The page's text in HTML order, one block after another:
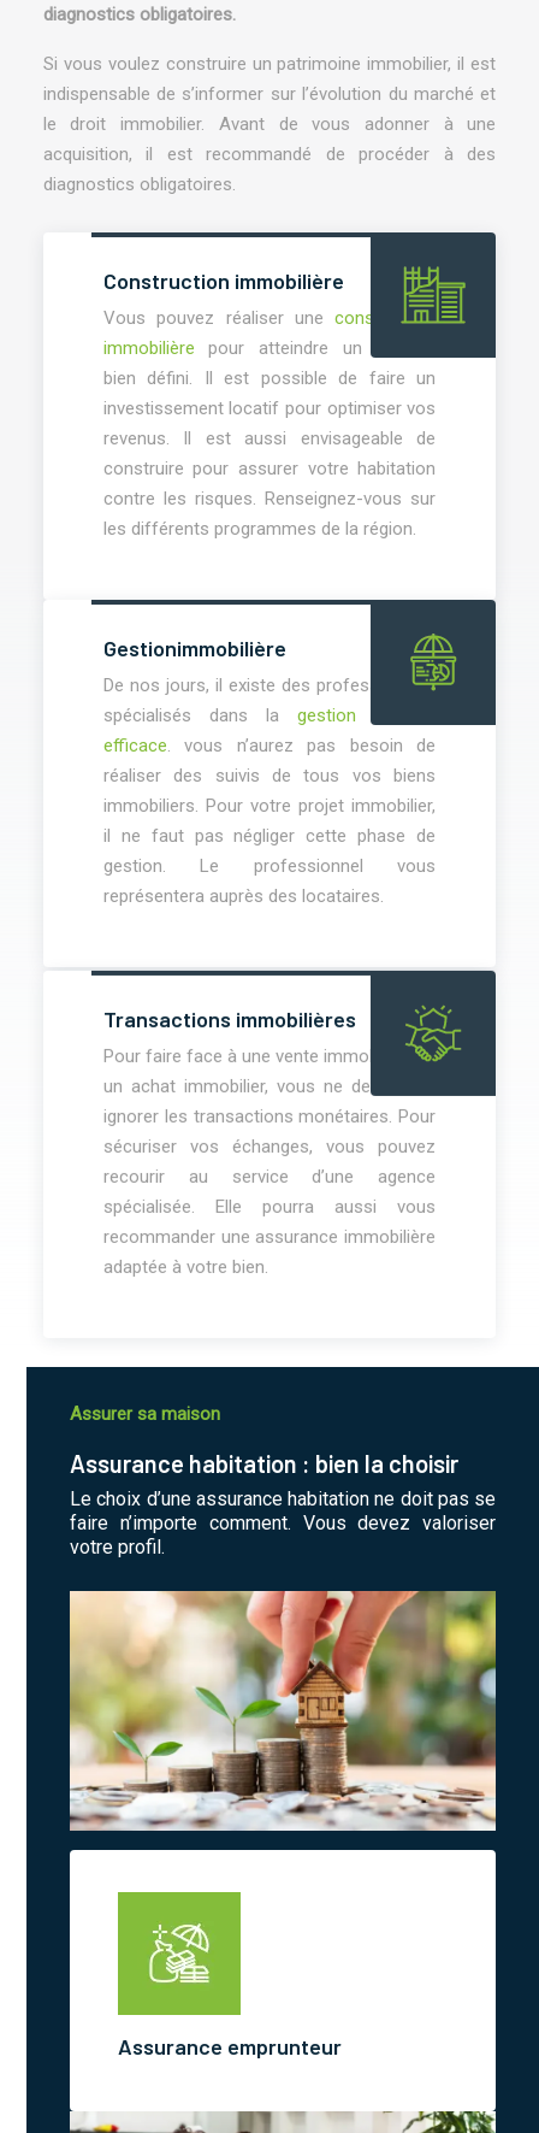
diagnostics obligatoires.
Si vous voulez construire un patrimoine immobilier, il est
indispensable de s’informer sur l’évolution du marché et
le droit immobilier. Avant de vous adonner à une
acquisition, il est recommandé de procéder à des
diagnostics obligatoires.
Construction immobilière
Vous pouvez réaliser uneconstruction
immobilière pour atteindre un objectif
bien défini. Il est possible de faire un
investissement locatif pour optimiser vos
revenus. Il est aussi envisageable de
construire pour assurer votre habitation
contre les risques. Renseignez-vous sur
les différents programmes de la région.
Gestionimmobilière
De nos jours, il existe des professionnels
spécialisés dans lagestion locative
efficace. vous n’aurez pas besoin de
réaliser des suivis de tous vos biens
immobiliers. Pour votre projet immobilier,
il ne faut pas négliger cette phase de
gestion. Le professionnel vous
représentera auprès des locataires.
Transactions immobilières
Pour faire face à une vente immobilière et
un achat immobilier, vous ne devez pas
ignorer les transactions monétaires. Pour
sécuriser vos échanges, vous pouvez
recourir au service d’une agence
spécialisée. Elle pourra aussi vous
recommander une assurance immobilière
adaptée à votre bien.
Assurer sa maison
Assurance habitation : bien la choisir
Le choix d’une assurance habitation ne doit pas se
faire n’importe comment. Vous devez valoriser
votre profil.
Assurance emprunteur